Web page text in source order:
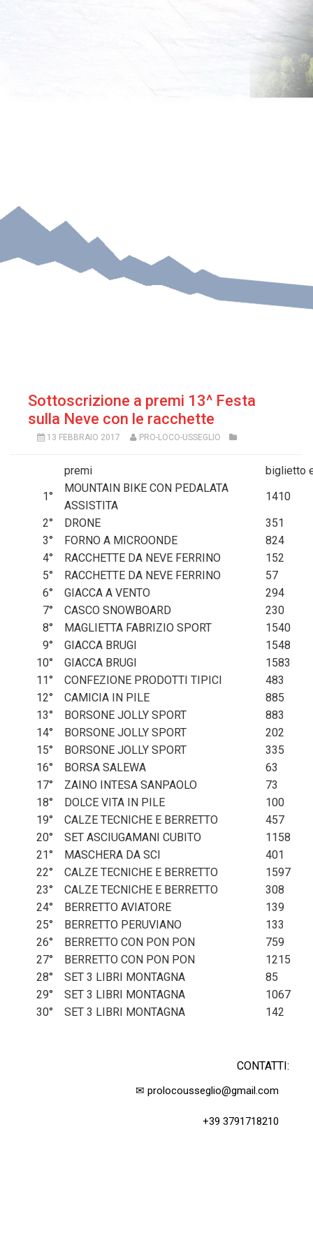
Sottoscrizione a premi 13^ Festa
sulla Neve con le racchette
13 FEBBRAIO 2017 PRO-LOCO-USSEGLIO
premi
biglietto
1°
MOUNTAIN BIKE CON PEDALATA
ASSISTITA
1410
2° DRONE
351
3° FORNO A MICROONDE
824
4° RACCHETTE DA NEVE FERRINO
152
5° RACCHETTE DA NEVE FERRINO
57
6° GIACCA A VENTO
294
7° CASCO SNOWBOARD
230
8° MAGLIETTA FABRIZIO SPORT
1540
9° GIACCA BRUGI
1548
10° GIACCA BRUGI
1583
11° CONFEZIONE PRODOTTI TIPICI
483
12° CAMICIA IN PILE
885
13° BORSONE JOLLY SPORT
883
14° BORSONE JOLLY SPORT
202
15° BORSONE JOLLY SPORT
335
16° BORSA SALEWA
63
17° ZAINO INTESA SANPAOLO
73
18° DOLCE VITA IN PILE
100
19° CALZE TECNICHE E BERRETTO
457
20° SET ASCIUGAMANI CUBITO
1158
21° MASCHERA DA SCI
401
22° CALZE TECNICHE E BERRETTO
1597
23° CALZE TECNICHE E BERRETTO
308
24° BERRETTO AVIATORE
139
25° BERRETTO PERUVIANO
133
26° BERRETTO CON PON PON
759
27° BERRETTO CON PON PON
1215
28° SET 3 LIBRI MONTAGNA
85
29° SET 3 LIBRI MONTAGNA
1067
30° SET 3 LIBRI MONTAGNA 142
CONTATTI:
✉ prolocousseglio@gmail.com
+39 3791718210